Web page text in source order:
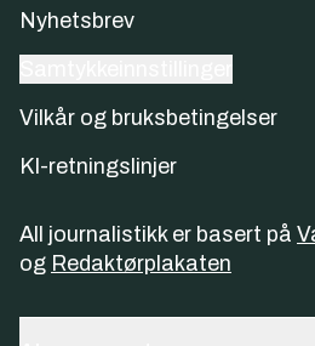
Nyhetsbrev
Vilkår og bruksbetingelser
KI-retningslinjer
All journalistikk er basert på
og Redaktørplakaten